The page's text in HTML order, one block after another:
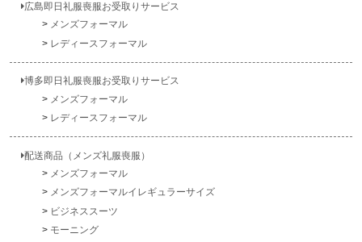
広島即日礼服喪服お受取りサービス
メンズフォーマル
レディースフォーマル
博多即日礼服喪服お受取りサービス
メンズフォーマル
レディースフォーマル
配送商品（メンズ礼服喪服）
メンズフォーマル
メンズフォーマルイレギュラーサイズ
ビジネススーツ
モーニング